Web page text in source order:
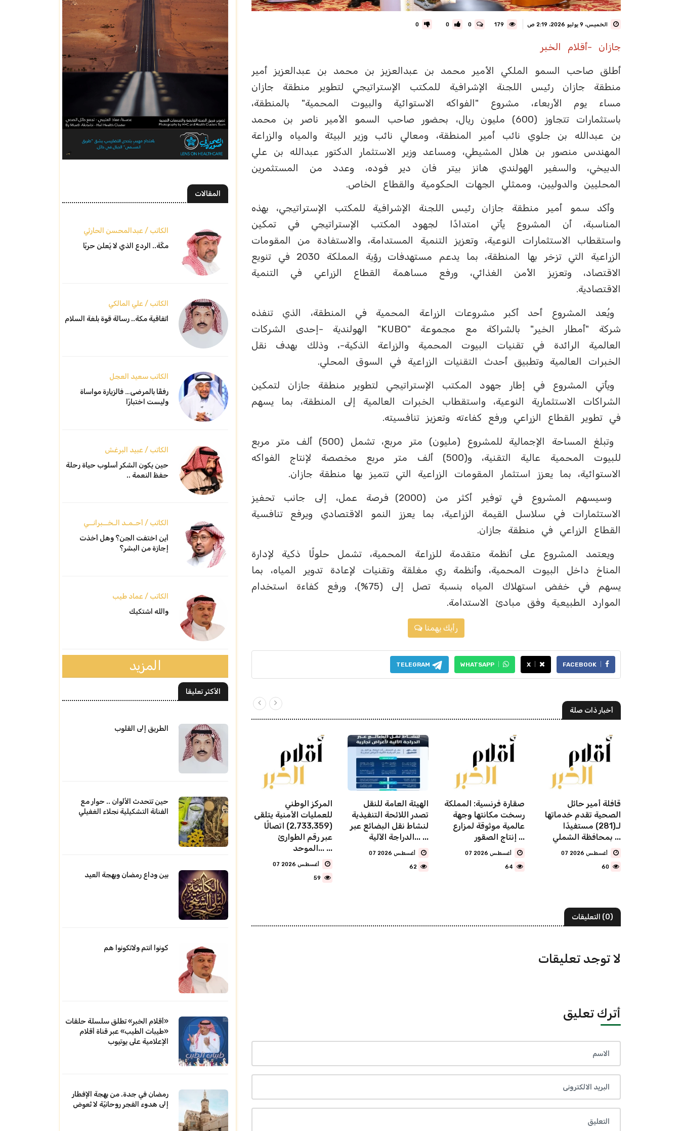
الخميس، 9 يوليو 2026، 2:19 ص 0
0
0
جازان -أقلام الخبر
أطلق صاحب السمو الملكي الأمير محمد بن عبدالعزيز بن محمد بن عبدالعزيز أمير
منطقة جازان رئيس اللجنة الإشرافية للمكتب الإستراتيجي لتطوير منطقة جازان
مساء يوم الأربعاء، مشروع "الفواكه الاستوائية والبيوت المحمية" بالمنطقة،
باستثمارات تتجاوز (600) مليون ريال، بحضور صاحب السمو الأمير ناصر بن محمد
بن عبدالله بن جلوي نائب أمير المنطقة، ومعالي نائب وزير البيئة والمياه والزراعة
المهندس منصور بن هلال المشيطي، ومساعد وزير الاستثمار الدكتور عبدالله بن علي
الدبيخي، والسفير الهولندي هانز بيتر فان دير فوده، وعدد من المستثمرين
المحليين والدوليين، وممثلي الجهات الحكومية والقطاع الخاص.
وأكد سمو أمير منطقة جازان رئيس اللجنة الإشرافية للمكتب الإستراتيجي، بهذه
المناسبة، أن المشروع يأتي امتدادًا لجهود المكتب الإستراتيجي في تمكين
واستقطاب الاستثمارات النوعية، وتعزيز التنمية المستدامة، والاستفادة من المقومات
الزراعية التي تزخر بها المنطقة، بما يدعم مستهدفات رؤية المملكة 2030 في تنويع
الاقتصاد، وتعزيز الأمن الغذائي، ورفع مساهمة القطاع الزراعي في التنمية
الاقتصادية.
ويُعد المشروع أحد أكبر مشروعات الزراعة المحمية في المنطقة، الذي تنفذه
شركة "أمطار الخير" بالشراكة مع مجموعة "KUBO" الهولندية -إحدى الشركات
العالمية الرائدة في تقنيات البيوت المحمية والزراعة الذكية-، وذلك بهدف نقل
الخبرات العالمية وتطبيق أحدث التقنيات الزراعية في السوق المحلي.
ويأتي المشروع في إطار جهود المكتب الإستراتيجي لتطوير منطقة جازان لتمكين
الشراكات الاستثمارية النوعية، واستقطاب الخبرات العالمية إلى المنطقة، بما يسهم
في تطوير القطاع الزراعي ورفع كفاءته وتعزيز تنافسيته.
وتبلغ المساحة الإجمالية للمشروع (مليون) متر مربع، تشمل (500) ألف متر مربع
للبيوت المحمية عالية التقنية، و(500) ألف متر مربع مخصصة لإنتاج الفواكه
الاستوائية، بما يعزز استثمار المقومات الزراعية التي تتميز بها منطقة جازان.
وسيسهم المشروع في توفير أكثر من (2000) فرصة عمل، إلى جانب تحفيز
الاستثمارات في سلاسل القيمة الزراعية، بما يعزز النمو الاقتصادي ويرفع تنافسية
القطاع الزراعي في منطقة جازان.
ويعتمد المشروع على أنظمة متقدمة للزراعة المحمية، تشمل حلولًا ذكية لإدارة
المناخ داخل البيوت المحمية، وأنظمة ري مغلقة وتقنيات لإعادة تدوير المياه، بما
يسهم في خفض استهلاك المياه بنسبة تصل إلى (75%)، ورفع كفاءة استخدام
الموارد الطبيعية وفق مبادئ الاستدامة.
رأيك يهمنا
FACEBOOK
X
WHATSAPP
TELEGRAM
أخبار ذات صلة
المركز الوطني
للعمليات الأمنية يتلقى
(2,733,359) اتصالًا
عبر رقم الطوارئ
الموحد... ...
59
الهيئة العامة للنقل
تصدر اللائحة التنفيذية
لنشاط نقل البضائع عبر
الدراجة الآلية... ...
62
صقارة فرنسية: المملكة
رسخت مكانتها وجهة
عالمية موثوقة لمزارع
إنتاج الصقور ...
64
قافلة أمير حائل
الصحية تقدم خدماتها
لـ(281) مستفيدًا
بمحافظة الشملي ...
60
(0) التعليقات
لا توجد تعليقات
أترك تعليق
المقالات
الكاتب / عبدالمحسن الحارثي
مكّة.. الردع الذي لا يُعلن حربًا
الكاتب / علي المالكي
اتفاقية مكة.. رسالة قوة بلغة السلام
الكاتب سعيد العجل
رفقًا بالمرضى… فالزيارة مواساة
وليست اختبارًا
الكاتب / عبيد البرغش
حين يكون الشكر أسلوب حياة رحلة
حفظ النعمة ..
الكاتب / أحـمـد الـخــبرانــي
أين اختفت الجن؟ وهل أخذت
إجازة من البشر؟
الكاتب / عماد طيب
والله اشتكيك
المزيد
الأكثر تعليقا
الطريق إلى القلوب
حين تتحدث الألوان .. حوار مع
الفنانة التشكيلية نجلاء الغفيلي
بين وداع رمضان وبهجة العيد
كونوا انتم ولاتكونوا هم
«أقلام الخبر» تطلق سلسلة حلقات
«طيبات الطيب» عبر قناة أقلام
الإعلامية على يوتيوب
رمضان في جدة. من بهجة الإفطار
إلى هدوء الفجر روحانيّة لا تُعوض